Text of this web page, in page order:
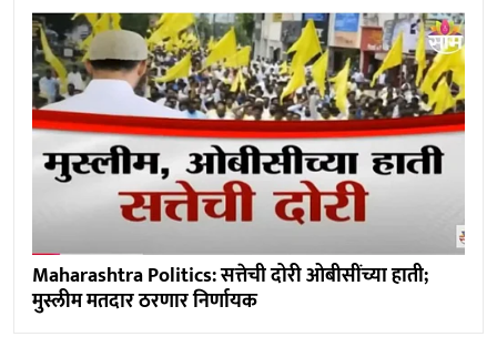
Maharashtra Politics: सत्तेची दोरी ओबीसींच्या हाती;
मुस्लीम मतदार ठरणार निर्णायक